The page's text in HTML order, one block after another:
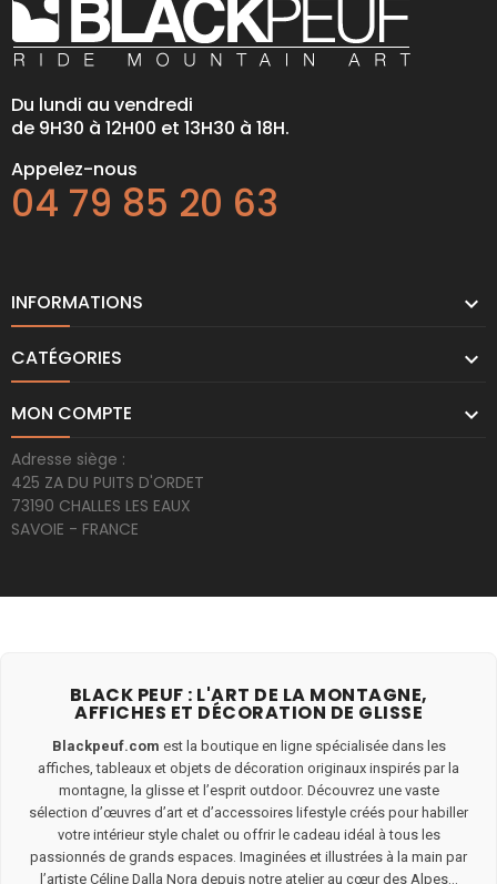
Du lundi au vendredi
de 9H30 à 12H00 et 13H30 à 18H.
Appelez-nous
04 79 85 20 63
INFORMATIONS 
CATÉGORIES 
MON COMPTE 
Adresse siège :
425 ZA DU PUITS D'ORDET
73190 CHALLES LES EAUX
SAVOIE - FRANCE
BLACK PEUF : L'ART DE LA MONTAGNE,
AFFICHES ET DÉCORATION DE GLISSE
Blackpeuf.com est la boutique en ligne spécialisée dans les
affiches, tableaux et objets de décoration originaux inspirés par la
montagne, la glisse et l’esprit outdoor. Découvrez une vaste
sélection d’œuvres d’art et d’accessoires lifestyle créés pour habiller
votre intérieur style chalet ou offrir le cadeau idéal à tous les
passionnés de grands espaces. Imaginées et illustrées à la main par
l’artiste Céline Dalla Nora depuis notre atelier au cœur des Alpes...